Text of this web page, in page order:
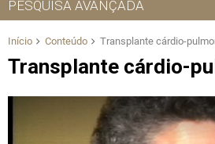
PESQUISA AVANÇADA
Início Conteúdo Transplante cárdio-
Transplante cárdio-